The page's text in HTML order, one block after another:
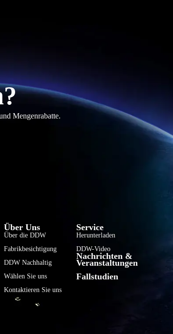
Mengenrabatte.
Über Uns
Über die DDW
Fabrikbesichtigung
DDW Nachhaltig
Wählen Sie uns
Kontaktieren Sie uns
Service
Herunterladen
DDW-Video
Nachrichten &
Veranstaltungen
Fallstudien
Português
Italiano
Tiếng Việt
한국어